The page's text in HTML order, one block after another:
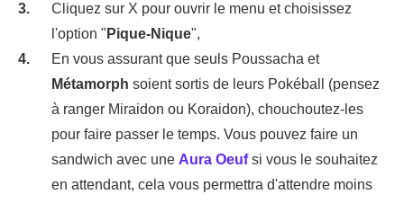
Cliquez sur X pour ouvrir le menu et choisissez
l'option " Pique-Nique",
En vous assurant que seuls Poussacha et
Métamorph soient sortis de leurs Pokéball (pensez
à ranger Miraidon ou Koraidon), chouchoutez-les
pour faire passer le temps. Vous pouvez faire un
sandwich avec une Aura Oeufsi vous le souhaitez
en attendant, cela vous permettra d'attendre moins